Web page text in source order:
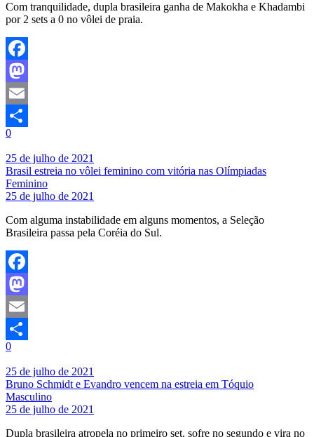
Com tranquilidade, dupla brasileira ganha de Makokha e Khadambi
por 2 sets a 0 no vôlei de praia.
Facebook
Mastodon
Email
Share
0
25 de julho de 2021
Brasil estreia no vôlei feminino com vitória nas Olímpiadas
Feminino
25 de julho de 2021
Com alguma instabilidade em alguns momentos, a Seleção
Brasileira passa pela Coréia do Sul.
Facebook
Mastodon
Email
Share
0
25 de julho de 2021
Bruno Schmidt e Evandro vencem na estreia em Tóquio
Masculino
25 de julho de 2021
Dupla brasileira atropela no primeiro set, sofre no segundo e vira no